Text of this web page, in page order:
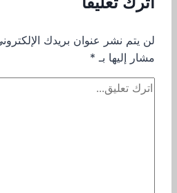
لن يتم نشر عنوان بريدك
مشار إليها بـ *